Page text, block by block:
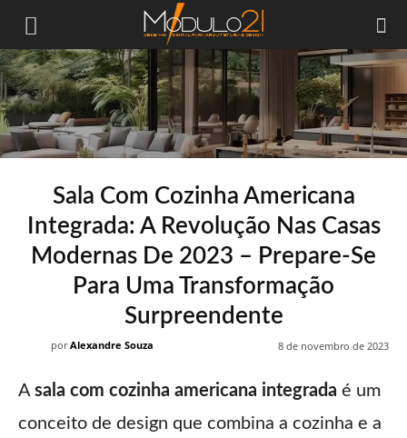
Módulo21
Sala Com Cozinha Americana
Integrada: A Revolução Nas Casas
Modernas De 2023 – Prepare-Se
Para Uma Transformação
Surpreendente
8 de novembro de 2023
por Alexandre Souza
A sala com cozinha americana integrada é um
conceito de design que combina a cozinha e a